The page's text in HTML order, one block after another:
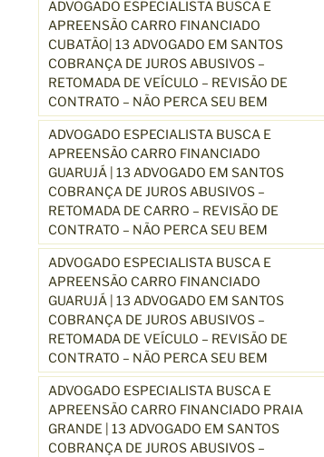
ADVOGADO ESPECIALISTA BUSCA E
APREENSÃO CARRO FINANCIADO
CUBATÃO| 13 ADVOGADO EM SANTOS
COBRANÇA DE JUROS ABUSIVOS –
RETOMADA DE VEÍCULO – REVISÃO DE
CONTRATO – NÃO PERCA SEU BEM
ADVOGADO ESPECIALISTA BUSCA E
APREENSÃO CARRO FINANCIADO
GUARUJÁ | 13 ADVOGADO EM SANTOS
COBRANÇA DE JUROS ABUSIVOS –
RETOMADA DE CARRO – REVISÃO DE
CONTRATO – NÃO PERCA SEU BEM
ADVOGADO ESPECIALISTA BUSCA E
APREENSÃO CARRO FINANCIADO
GUARUJÁ | 13 ADVOGADO EM SANTOS
COBRANÇA DE JUROS ABUSIVOS –
RETOMADA DE VEÍCULO – REVISÃO DE
CONTRATO – NÃO PERCA SEU BEM
ADVOGADO ESPECIALISTA BUSCA E
APREENSÃO CARRO FINANCIADO PRAIA
GRANDE | 13 ADVOGADO EM SANTOS
COBRANÇA DE JUROS ABUSIVOS –